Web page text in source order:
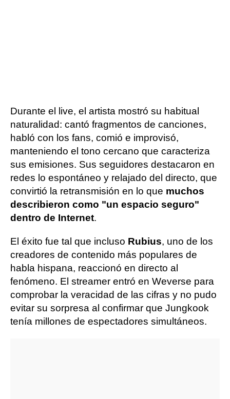
Durante el live, el artista mostró su habitual
naturalidad: cantó fragmentos de canciones,
habló con los fans, comió e improvisó,
manteniendo el tono cercano que caracteriza
sus emisiones. Sus seguidores destacaron en
redes lo espontáneo y relajado del directo, que
convirtió la retransmisión en lo que muchos
describieron como "un espacio seguro"
dentro de Internet.
El éxito fue tal que incluso Rubius, uno de los
creadores de contenido más populares de
habla hispana, reaccionó en directo al
fenómeno. El streamer entró en Weverse para
comprobar la veracidad de las cifras y no pudo
evitar su sorpresa al confirmar que Jungkook
tenía millones de espectadores simultáneos.